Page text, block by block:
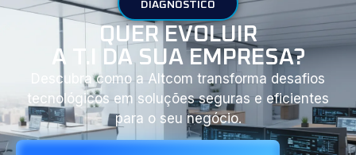
DIAGNÓSTICO
QUER EVOLUIR
A T.I DA SUA EMPRESA?
Descubra como a Altcom transforma desafios
tecnológicos em soluções seguras e eficientes
para o seu negócio.